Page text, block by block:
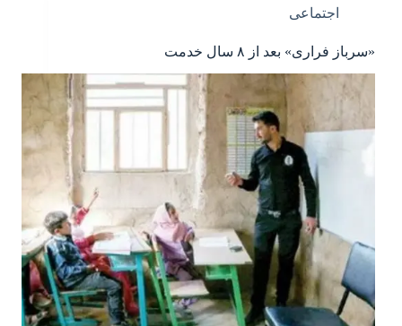
اجتماعی
«سرباز فراری» بعد از ۸ سال خدمت